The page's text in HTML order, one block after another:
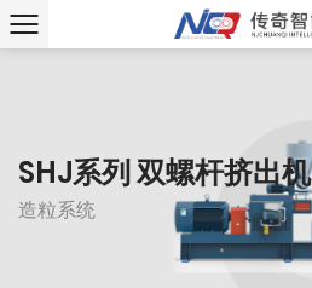
SHJ系列双螺杆挤出机
造粒系统
SHJ系列双螺杆挤出机
造粒系统